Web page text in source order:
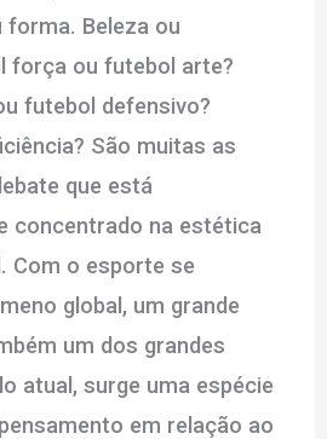
forma. Beleza ou
força ou futebol arte?
futebol defensivo?
São muitas as
que está
concentrado na estética
Com o esporte se
global, um grande
um dos grandes
atual, surge uma espécie
em relação ao